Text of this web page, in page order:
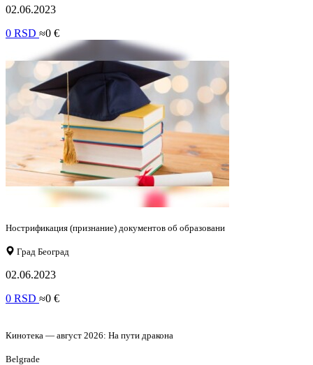
02.06.2023
0 RSD ≈0 €
Нострификация (признание) документов об образовани
Град Београд
02.06.2023
0 RSD ≈0 €
Кинотека — август 2026: На пути дракона
Belgrade